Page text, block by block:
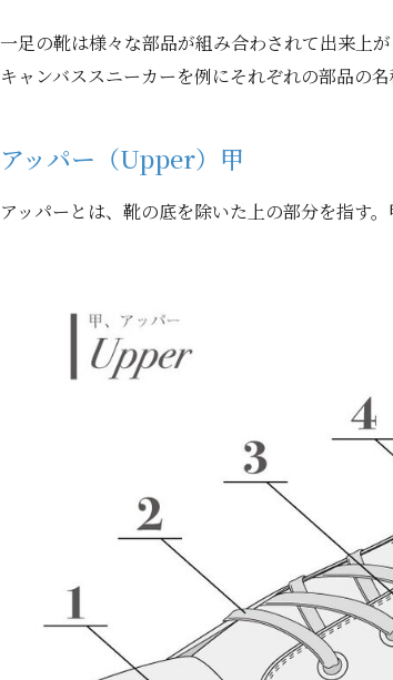
一足の靴は様々な部品が組み合わされて出来上
キャンバススニーカーを例にそれぞれの部品の名
アッパー（Upper）甲
アッパーとは、靴の底を除いた上の部分を指す